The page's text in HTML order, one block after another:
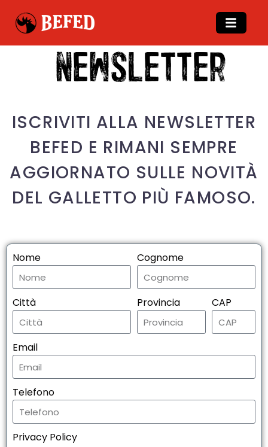
newsletter
ISCRIVITI ALLA NEWSLETTER
BEFED E RIMANI SEMPRE
AGGIORNATO SULLE NOVITÀ
DEL GALLETTO PIÙ FAMOSO.
Nome Cognome
Città Provincia CAP
Email
Telefono
Privacy Policy